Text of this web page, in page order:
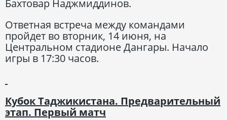
Бахтовар Наджмиддинов.
Ответная встреча между командами
пройдет во вторник, 14 июня, на
Центральном стадионе Дангары. Начало
игры в 17:30 часов.
Кубок Таджикистана. Предварительный
этап. Первый матч